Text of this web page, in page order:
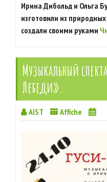
Ирина Дибольд и Ольга
изготовили из
создали своими руками
Музыкальный
Лебеди».
AIST Affiche